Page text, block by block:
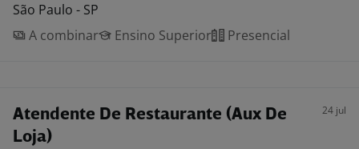
São Paulo - SP
A combinar
Ensino Superior Presencial
Atendente De Restaurante (Aux De
Loja)
24 jul